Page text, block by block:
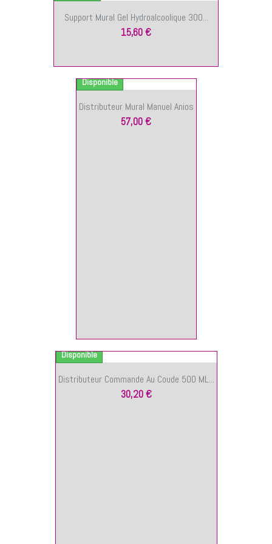
Support Mural Gel Hydroalcoolique 300...
15,60 €
AU PANIER
Distributeur Mural Manuel Anios
57,00 €
Disponible
Distributeur Commande Au Coude 500 ML...
30,20 €
Disponible